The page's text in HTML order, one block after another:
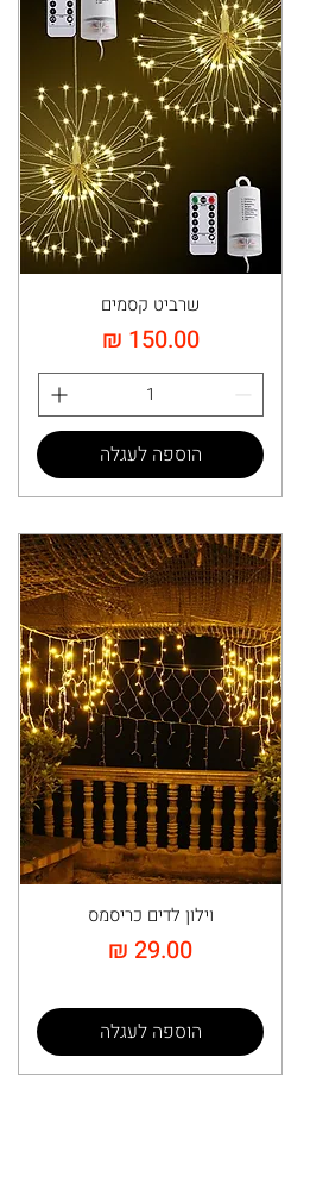
שרביט קסמים
מחיר‏150.00 ‏₪
הוספה לעגלה
וילון לדים כריסמס
מחיר
הוספה לעגלה